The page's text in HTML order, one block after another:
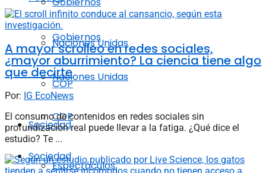
Naciones Unidas
COP
Sociedad
Espectáculos
Gobiernos
Naciones Unidas
COP
Sociedad
A mayor scrolleo en redes sociales,
¿mayor aburrimiento? La ciencia tiene algo
que decirte
Por: IG EcoNews
El consumo de contenidos en redes sociales sin
profundización real puede llevar a la fatiga. ¿Qué dice el
estudio? Te ...